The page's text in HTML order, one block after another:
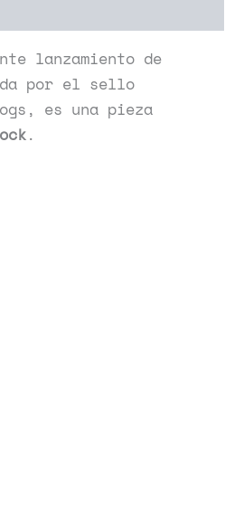
lanzamiento de
por el sello
es una pieza
.